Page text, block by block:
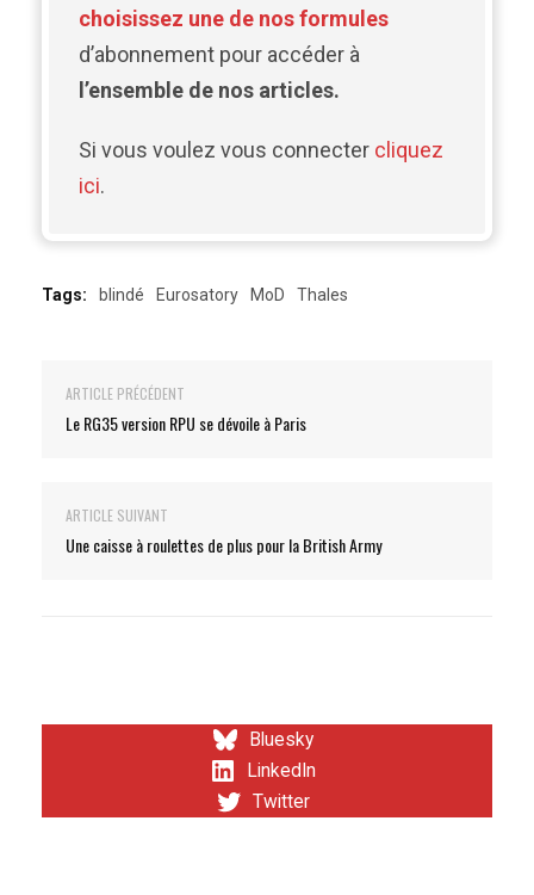
choisissez une de nos formules
d’abonnement pour accéder à
l’ensemble de nos articles.
Si vous voulez vous connecter cliquez
ici.
Tags: blindé Eurosatory MoD Thales
ARTICLE PRÉCÉDENT
Le RG35 version RPU se dévoile à Paris
ARTICLE SUIVANT
Une caisse à roulettes de plus pour la British Army
Bluesky
LinkedIn
Twitter